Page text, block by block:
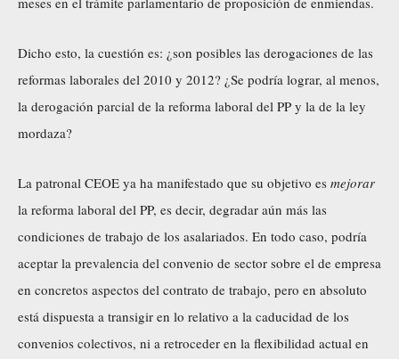
Dicho esto, la cuestión es: ¿son posibles las derogaciones de las
reformas laborales del 2010 y 2012? ¿Se podría lograr, al menos,
la derogación parcial de la reforma laboral del PP y la de la ley
mordaza?
La patronal CEOE ya ha manifestado que su objetivo es mejorar
la reforma laboral del PP, es decir, degradar aún más las
condiciones de trabajo de los asalariados. En todo caso, podría
aceptar la prevalencia del convenio de sector sobre el de empresa
en concretos aspectos del contrato de trabajo, pero en absoluto
está dispuesta a transigir en lo relativo a la caducidad de los
convenios colectivos, ni a retroceder en la flexibilidad actual en